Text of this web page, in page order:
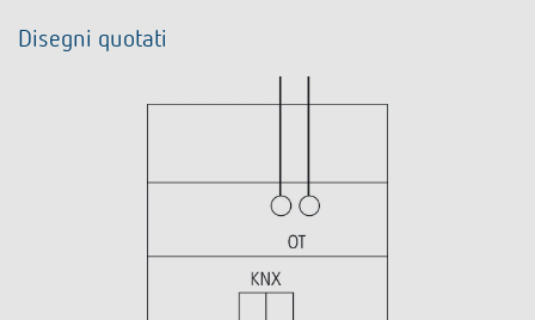
Disegni quotati